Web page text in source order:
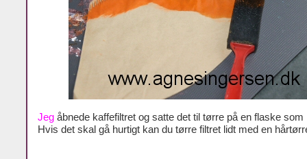
Jeg åbnede kaffefiltret og satte det til tørre på en flaske som
Hvis det skal gå hurtigt kan du tørre filtret lidt med en